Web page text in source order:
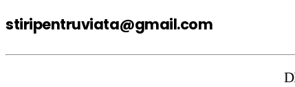
stiripentruviata@gmail.com